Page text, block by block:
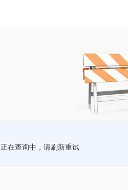
正在查询中，请刷新重试